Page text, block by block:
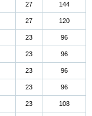
27 144
27 120
23 96
23 96
23 96
23 96
23 108